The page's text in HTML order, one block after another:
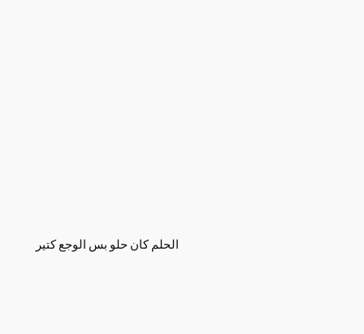
الحلم كان حلو بس الوجع كتير